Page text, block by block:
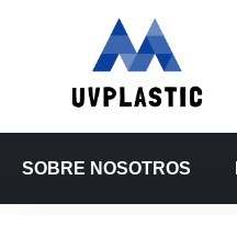
SOBRE NOSOTROS